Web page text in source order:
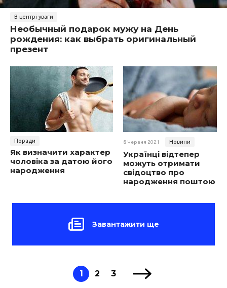
В центрі уваги
Необычный подарок мужу на День
рождения: как выбрать оригинальный
презент
Поради
Як визначити характер
чоловіка за датою його
народження
8 Червня 2021 Новини
Українці відтепер
можуть отримати
свідоцтво про
народження поштою
Завантажити ще
1 2 3